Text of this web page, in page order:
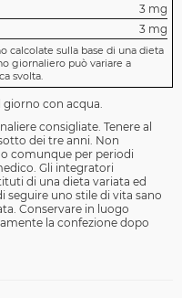
3 mg
3 mg
calcolate sulla base di una dieta
giornaliero può variare a
svolta.
giorno con acqua.
consigliate. Tenere al
dei tre anni. Non
comunque per periodi
Gli integratori
di una dieta variata ed
seguire uno stile di vita sano
Conservare in luogo
la confezione dopo